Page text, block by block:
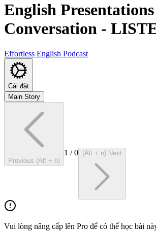
English Presentations
Conversation -
Effortless English Podcast
Cài đặt
Main Story
Previous (Alt + b)
1 /0 (Alt + n) Next
Vui lòng nâng cấp lên Pro để có thể học bài